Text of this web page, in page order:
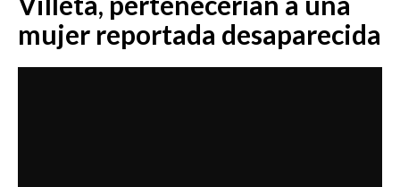
EMISIÓN 7:00 PM
mujer reportada desaparecida